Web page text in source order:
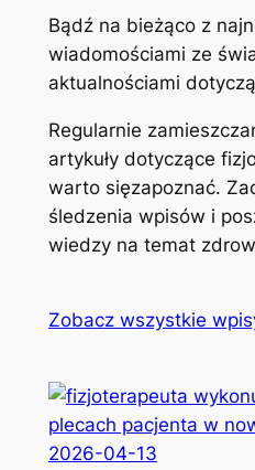
Bądź na bieżąco z
wiadomościami ze
aktualnościami
Regularnie
artykuły dotyczące
warto sięzapoznać.
śledzenia wpisów i
wiedzy na temat
Zobacz wszystkie
2026-04-13